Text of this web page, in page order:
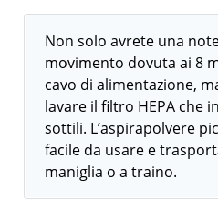
Non solo avrete una
movimento dovuta ai 8
cavo di alimentazione,
lavare il filtro HEPA che
sottili. L’aspirapolvere
facile da usare e
maniglia o a traino.